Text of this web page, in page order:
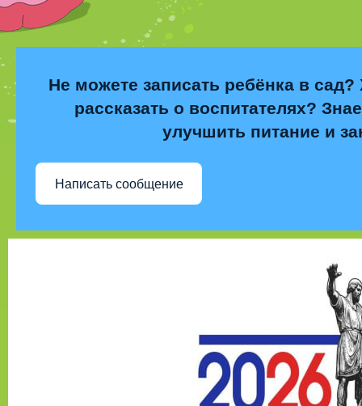
Не можете записать ребёнка в сад?
рассказать о воспитателях?
улучшить питание и
Написать сообщение